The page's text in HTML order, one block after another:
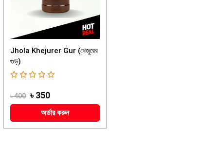
Jhola Khejurer Gur (খেজুরের
গুড়)
৳ 400 ৳ 350
অর্ডার করুন